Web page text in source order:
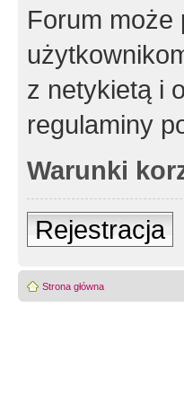
Forum może
z netykietą i
regulaminy
Warunki
Rejestracja
Strona główna